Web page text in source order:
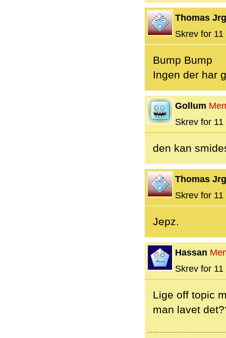
Thomas
Skrev for
Bump Bump
Ingen der har
Gollum
Skrev for
den kan
Thomas
Skrev for
Jepz.
Hassan
Skrev for
Lige off topic
man lavet